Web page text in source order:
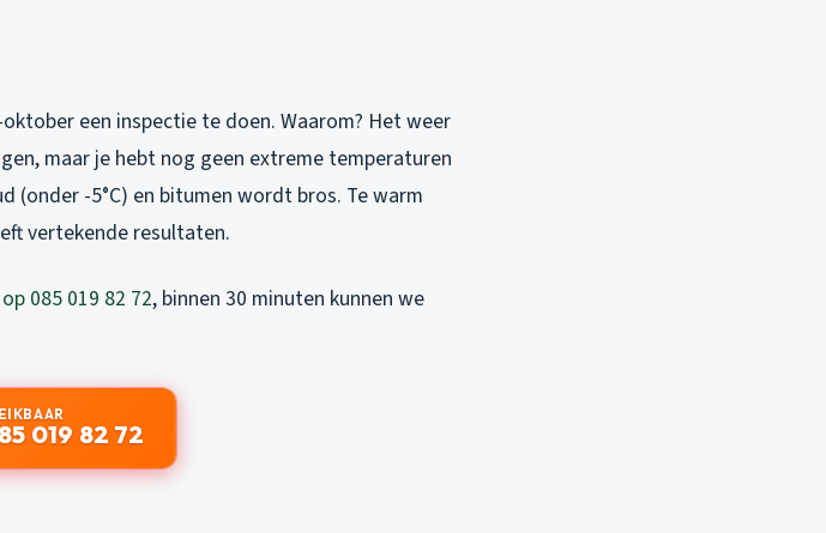
een inspectie te doen. Waarom? Het weer
maar je hebt nog geen extreme temperaturen
(onder -5°C) en bitumen wordt bros. Te warm
vertekende resultaten.
085 019 82 72, binnen 30 minuten kunnen we
019 82 72